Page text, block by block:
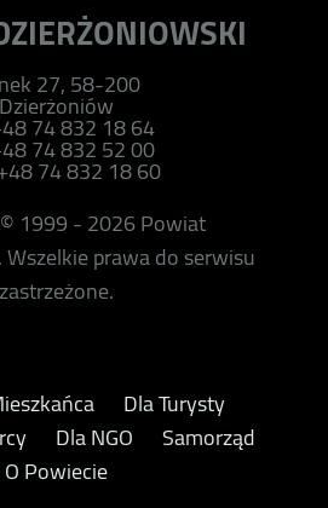
27, 58-200
Dzierżoniów
74 832 18 64
74 832 52 00
74 832 18 60
1999 - 2026 Powiat
prawa do serwisu
zastrzeżone.
Dla Turysty
Dla NGO
Samorząd
O Powiecie